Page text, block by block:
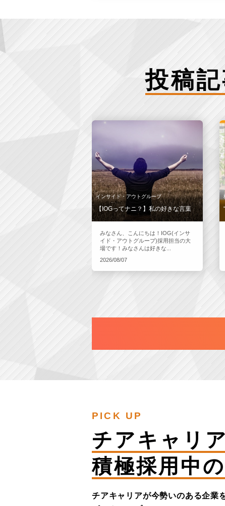
投稿
インサイド・アウトグループ
【IOGってナニ？】私の好きな言葉
みなさん、こんにちは！IOG(インサ
イド・アウトグループ)採用担当の大
場です！みなさんは好きな...
2026/08/07
PICK UP
チアキャリ
積極採用中
チアキャリアが今勢いのある企業